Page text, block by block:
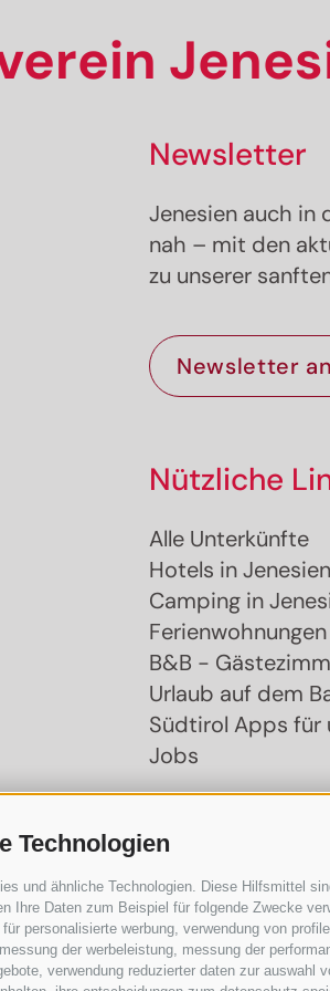
Technologien
und ähnliche Technologien. Diese Hilfsmittel
Ihre Daten zum Beispiel für folgende Zwecke
personalisierte werbung, verwendung von
der werbeleistung, messung der
verwendung reduzierter daten zur
Newsletter
Jenesien auch in
nah – mit den
zu unserer
Newsletter
Nützliche
Alle Unterkünfte
Hotels in Jenesien
Camping in
B&B -
Urlaub auf dem
Südtirol Apps für
Jobs